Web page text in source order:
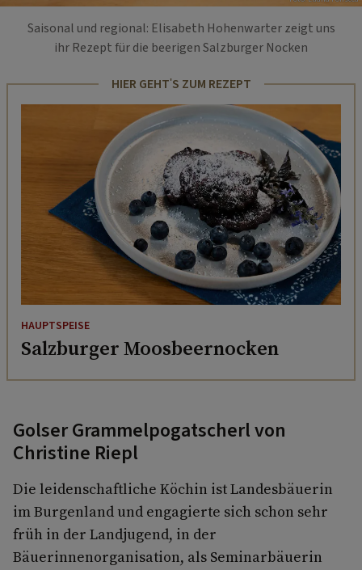
Saisonal und regional: Elisabeth Hohenwarter zeigt uns
ihr Rezept für die beerigen Salzburger Nocken
HIER GEHT'S ZUM REZEPT
HAUPTSPEISE
Salzburger Moosbeernocken
Golser Grammelpogatscherl von
Christine Riepl
Die leidenschaftliche Köchin ist Landesbäuerin
im Burgenland und engagierte sich schon sehr
früh in der Landjugend, in der
Bäuerinnenorganisation, als Seminarbäuerin